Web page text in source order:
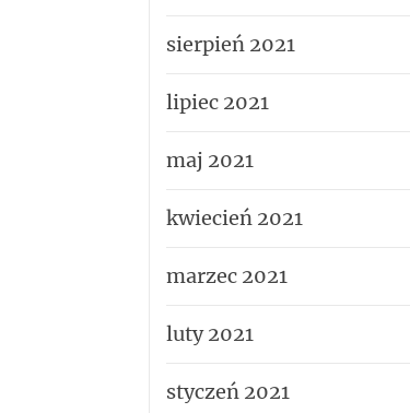
sierpień 2021
lipiec 2021
maj 2021
kwiecień 2021
marzec 2021
luty 2021
styczeń 2021